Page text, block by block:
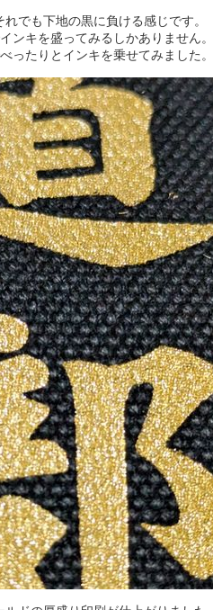
でも下地の黒に負ける感じです。
ンキを盛ってみるしかありません。
ったりとインキを乗せてみました。